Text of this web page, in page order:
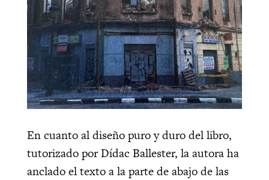
En cuanto al diseño puro y duro del libro,
tutorizado por Dídac Ballester, la autora ha
anclado el texto a la parte de abajo de las